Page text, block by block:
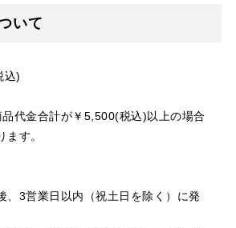
いて
込)
代金合計が￥5,500(税込)以上の場合
ます。
、3営業日以内（祝土日を除く）に発